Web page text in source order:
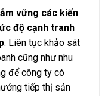
vững các kiến
độ cạnh tranh
. Liên tục khảo sát
cũng như nhu
để công ty có
tiếp thị sản